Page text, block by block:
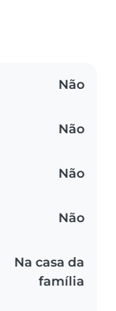
Não
Não
Não
Não
Na casa da
família